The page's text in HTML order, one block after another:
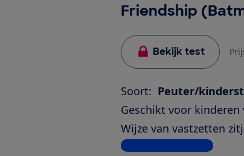
Friendship
Bekijk test
Soort: Peuter/
Geschikt voor kinderen
Wijze van vastzetten
Bekijk alle specificaties